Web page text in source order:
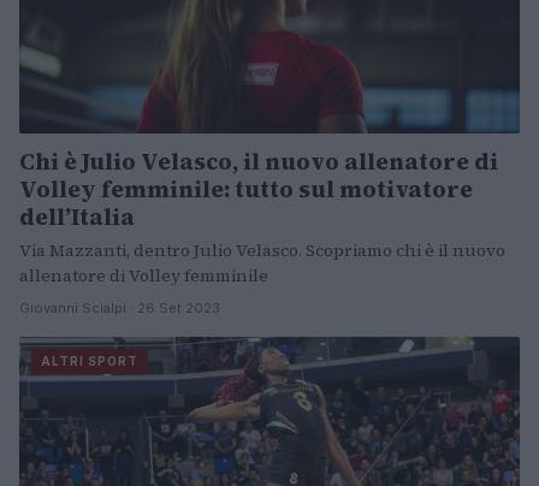
Chi è Julio Velasco, il nuovo allenatore di
Volley femminile: tutto sul motivatore
dell’Italia
Via Mazzanti, dentro Julio Velasco. Scopriamo chi è il nuovo
allenatore di Volley femminile
Giovanni Scialpi · 26 Set 2023
ALTRI SPORT